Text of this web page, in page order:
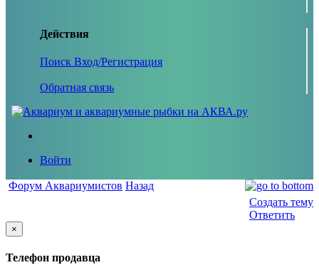
Действия
Поиск Вход/Регистрация
Обратная связь
Войти
Форум Аквариумистов Назад
Создать тему
Ответить
×
Телефон продавца